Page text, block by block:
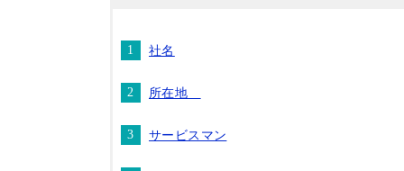
社名
所在地
サービスマン